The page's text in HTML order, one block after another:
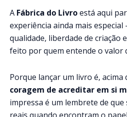
A Fábrica do Livroestá aqui
experiência ainda mais
qualidade, liberdade de criação
feito por quem entende o valor
Porque lançar um livro é, acima
coragem de acreditar em si
impressa é um lembrete de